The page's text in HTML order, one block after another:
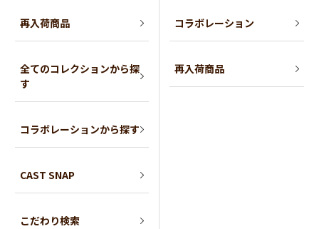
再入荷商品
全てのコレクションから探
す
コラボレーションから探す
CAST SNAP
こだわり検索
コラボレーション
再入荷商品